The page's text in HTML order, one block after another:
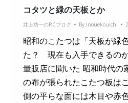
コタツと緑の天板とか
井上功一のRCブログ By inouekouichi
昭和のこたつは「天板が緑
た？ 現在も入手できるのか
量販店に聞いた 昭和時代の
の布が張られたこたつ板は
側の平らな面には木目や赤